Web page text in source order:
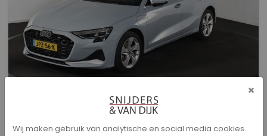
Audi A3 - Sportback 40 TFSI e Advanced edition
×
Wij maken gebruik van analytische en social media cookies.